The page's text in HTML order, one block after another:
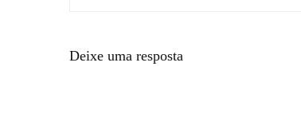
Deixe uma resposta